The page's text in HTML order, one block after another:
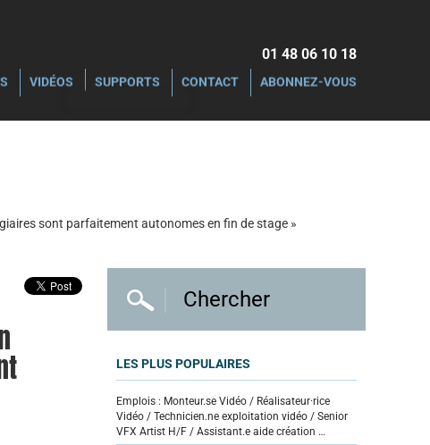
01 48 06 10 18‬
VIDÉOS SUPPORTS CONTACT ABONNEZ-VOUS
sont parfaitement autonomes en fin de stage »
LES PLUS POPULAIRES
Emplois : Monteur.se Vidéo / Réalisateur·rice
Vidéo / Technicien.ne exploitation vidéo / Senior
VFX Artist H/F / Assistant.e aide création …